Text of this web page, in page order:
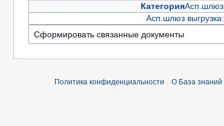
КатегорияАсп.шлюз
Асп.шлюз
Политика конфиденциальности О База